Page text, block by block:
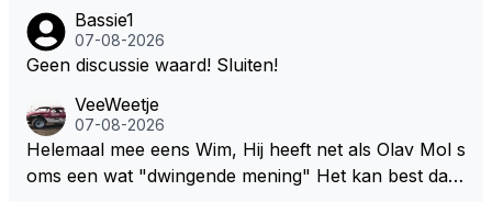
jke gewichtsvermindering mee doen en ruimte creër
en om de autos kleiner en smaller te maken. Om we
er echte raceauto's te zien zodat iedereen weer teru
gkomt naar de F1 die inmiddels weggelopen zijn!
Monaco. Naar verluid hebben ze daar zo'n 75 miljo
en euro voor af mogen tikken. Wat daarbij me nog h
ddelpers en de RTL Boulevards van deze wereld dit
uitermate belangrijke nieuws volledig hebben gemist.
Bassie1
07-08-2026
Geen discussie waard! Sluiten!
VeeWeetje
07-08-2026
Helemaal mee eens Wim, Hij heeft net als Olav Mol s
oms een wat "dwingende mening" Het kan best dat